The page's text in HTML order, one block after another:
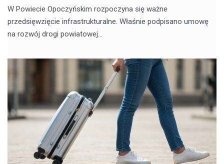
W Powiecie Opoczyńskim rozpoczyna się ważne
przedsięwzięcie infrastrukturalne. Właśnie podpisano umowę
na rozwój drogi powiatowej…